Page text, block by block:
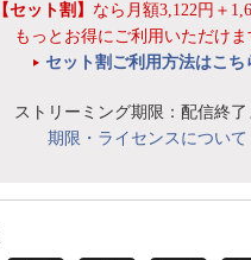
【セット割】 なら月額3,122円＋
もっとお得にご利用いただけま
セット割ご利用方法はこち
ストリーミング期限：配信終了
期限・ライセンスについて